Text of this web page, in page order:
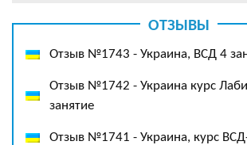
ОТЗЫВЫ
Отзыв №1743 - Украина, ВСД 4
Отзыв №1742 - Украина курс
занятие
Отзыв №1741 - Украина, курс